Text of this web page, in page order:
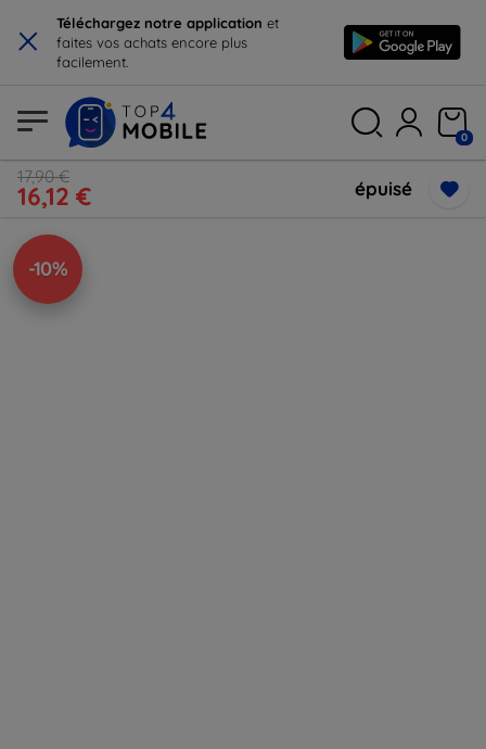
× Téléchargez notre application et
faites vos achats encore plus
facilement.
0
17,90 €
16,12 € épuisé
-10%